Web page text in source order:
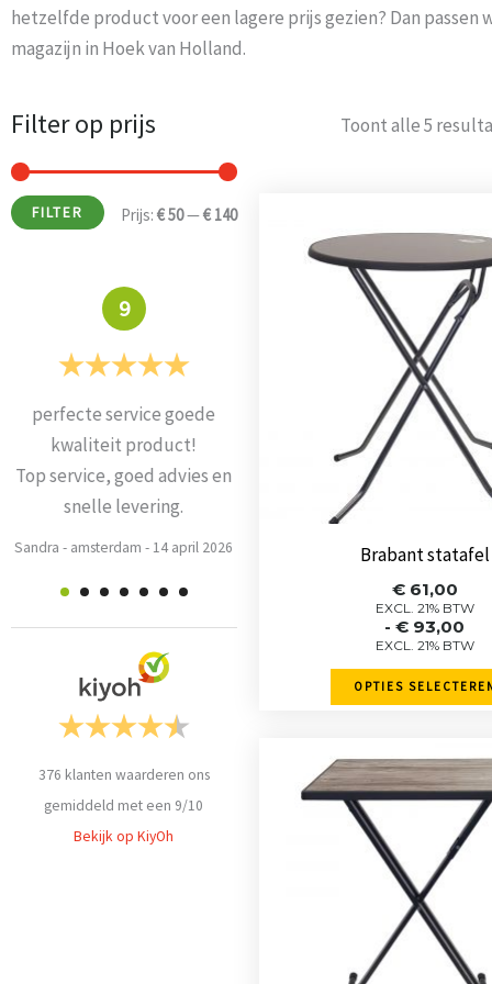
hetzelfde product voor een lagere prijs gezien? Dan
magazijn in Hoek van Holland.
Filter op prijs
FILTER Prijs: € 50—€ 140
9
perfecte service goede
kwaliteit product!
Top service, goed advies en
snelle levering.
Sandra - amsterdam - 14 april 2026
Alles super geleverd en
mooie stoelen
Prima
Weets mieke-
2026
376 klanten waarderen ons
gemiddeld met een 9/10
Bekijk op KiyOh
Toont alle 5
Brabant statafel
€61,00
EXCL. 21% BTW
- € 93,00
EXCL. 21% BTW
€ 61,00
tot
€ 93,00
OPTIES
product
heeft
meerdere
variaties.
Deze
optie
kan
gekozen
worden
de
product
meerdere
variaties.
Deze
optie
kan